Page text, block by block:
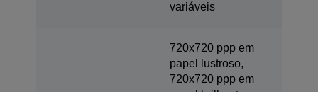
variáveis
720x720 ppp em
papel lustroso,
720x720 ppp em